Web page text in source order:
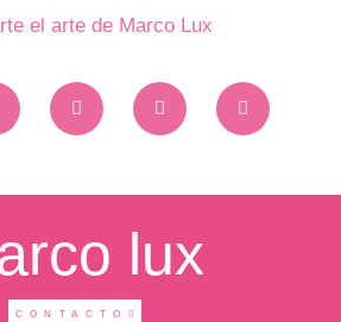
el arte de Marco Lux
lux
CONTACTO